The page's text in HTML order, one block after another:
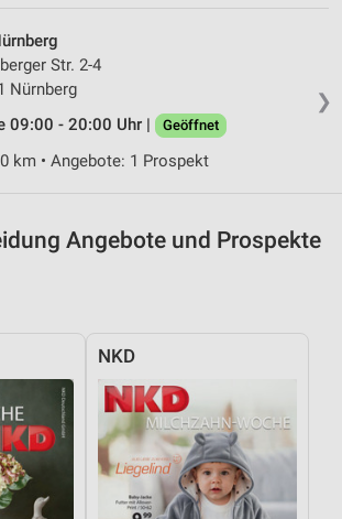
❯
Str. 2-4
Nürnberg
09:00 - 20:00 Uhr |
Geöffnet
km • Angebote: 1 Prospekt
Angebote und Prospekte
NKD
zur Auswahl
von Inhalten
durch Statistiken oder
Daten aus verschiedenen
Verbesserung der Angebote
Daten zur Auswahl von